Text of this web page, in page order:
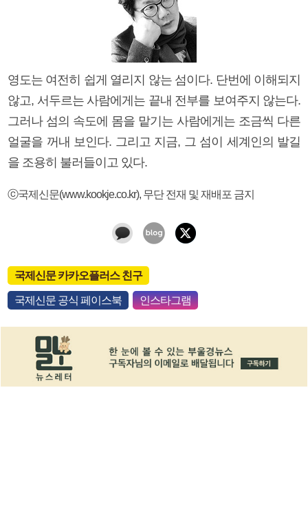
영도는 여전히 쉽게 열리지 않는 섬이다. 단번에 이해되지
않고, 서두르는 사람에게는 끝내 전부를 보여주지 않는다.
그러나 섬의 속도에 몸을 맡기는 사람에게는 조금씩 다른
얼굴을 꺼내 보인다. 그리고 지금, 그 섬이 세계인의 발길
을 조용히 불러들이고 있다.
ⓒ국제신문(www.kookje.co.kr), 무단 전재 및 재배포 금지
국제신문 카카오플러스 친구
국제신문 공식 페이스북 인스타그램